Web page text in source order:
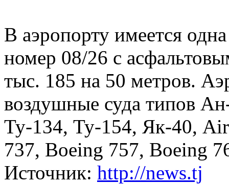
В аэропорту имеется
номер 08/26 с
тыс. 185 на 50 метров.
воздушные суда типов
Ту-134, Ту-154, Як-40,
737, Boeing 757, Boeing
Источник: http://news.tj